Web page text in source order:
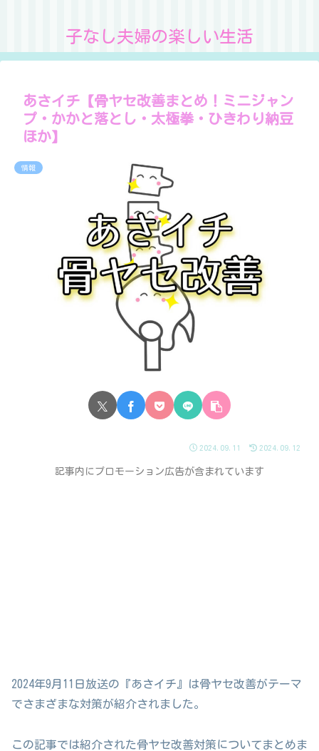
子なし夫婦の楽しい生活
あさイチ【骨ヤセ改善まとめ！ミニジャン
プ・かかと落とし・太極拳・ひきわり納豆
ほか】
情報
2024.09.11 2024.09.12
記事内にプロモーション広告が含まれています
2024年9月11日放送の『あさイチ』は骨ヤセ改善がテーマ
でさまざまな対策が紹介されました。
この記事では紹介された骨ヤセ改善対策についてまとめま